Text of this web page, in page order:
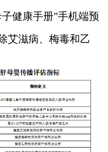
手册”手机端预
病、梅毒和乙